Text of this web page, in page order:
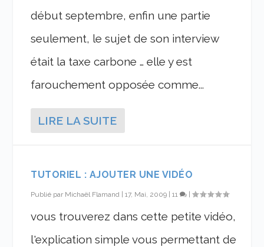
début septembre, enfin une partie
seulement, le sujet de son interview
était la taxe carbone … elle y est
farouchement opposée comme...
LIRE LA SUITE
TUTORIEL : AJOUTER UNE VIDÉO
Publié par Michaël Flamand |17, Mai, 2009 |11 |
vous trouverez dans cette petite vidéo,
l'explication simple vous permettant de